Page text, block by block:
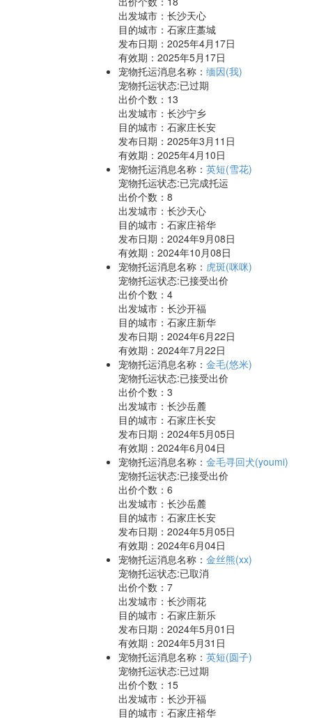
出发城市：长沙天心
目的城市：石家庄藁城
发布日期：2025年4月17日
有效期：2025年5月17日
宠物托运消息名称： 缅因(我)
宠物托运状态:已过期
出价个数： 13
出发城市：长沙宁乡
目的城市：石家庄长安
发布日期：2025年3月11日
有效期：2025年4月10日
宠物托运消息名称： 英短(雪花)
宠物托运状态:已完成托运
出价个数： 8
出发城市：长沙天心
目的城市：石家庄裕华
发布日期：2024年9月08日
有效期：2024年10月08日
宠物托运消息名称： 虎斑(咪咪)
宠物托运状态:已接受出价
出价个数： 4
出发城市：长沙开福
目的城市：石家庄新华
发布日期：2024年6月22日
有效期：2024年7月22日
宠物托运消息名称： 金毛(悠米)
宠物托运状态:已接受出价
出价个数： 3
出发城市：长沙岳麓
目的城市：石家庄长安
发布日期：2024年5月05日
有效期：2024年6月04日
宠物托运消息名称： 金毛寻回犬(youmi)
宠物托运状态:已接受出价
出价个数： 6
出发城市：长沙岳麓
目的城市：石家庄长安
发布日期：2024年5月05日
有效期：2024年6月04日
宠物托运消息名称： 金丝熊(xx)
宠物托运状态:已取消
出价个数： 7
出发城市：长沙雨花
目的城市：石家庄新乐
发布日期：2024年5月01日
有效期：2024年5月31日
宠物托运消息名称： 英短(圆子)
宠物托运状态:已过期
出价个数： 15
出发城市：长沙开福
目的城市：石家庄裕华